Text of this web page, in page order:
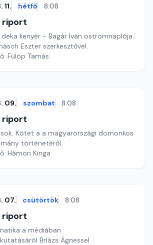
hétfő 8:08
riport
kenyér - Bagár Iván ostromnaplója.
Eszter szerkesztővel.
Fülöp Tamás
09. szombat 8:08
riport
Kötet a a magyarországi domonkos
történetéről.
Hámori Kinga
07. csütörtök 8:08
riport
a médiában
Brlázs Ágnessel